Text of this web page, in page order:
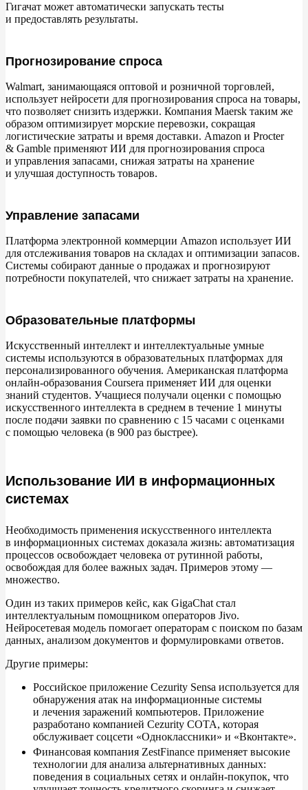
Гигачат может автоматически запускать тесты
и предоставлять результаты.
Прогнозирование спроса
Walmart, занимающаяся оптовой и розничной торговлей,
использует нейросети для прогнозирования спроса на товары,
что позволяет снизить издержки. Компания Maersk таким же
образом оптимизирует морские перевозки, сокращая
логистические затраты и время доставки. Amazon и Procter
& Gamble применяют ИИ для прогнозирования спроса
и управления запасами, снижая затраты на хранение
и улучшая доступность товаров.
Управление запасами
Платформа электронной коммерции Amazon использует ИИ
для отслеживания товаров на складах и оптимизации запасов.
Системы собирают данные о продажах и прогнозируют
потребности покупателей, что снижает затраты на хранение.
Образовательные платформы
Искусственный интеллект и интеллектуальные умные
системы используются в образовательных платформах для
персонализированного обучения. Американская платформа
онлайн-образования Coursera применяет ИИ для оценки
знаний студентов. Учащиеся получали оценки с помощью
искусственного интеллекта в среднем в течение 1 минуты
после подачи заявки по сравнению с 15 часами с оценками
с помощью человека (в 900 раз быстрее).
Использование ИИ в информационных
системах
Необходимость применения искусственного интеллекта
в информационных системах доказала жизнь: автоматизация
процессов освобождает человека от рутинной работы,
освобождая для более важных задач. Примеров этому —
множество.
Один из таких примеров кейс, как GigaChat стал
интеллектуальным помощником операторов Jivo.
Нейросетевая модель помогает операторам с поиском по базам
данных, анализом документов и формулировками ответов.
Другие примеры:
Российское приложение Cezurity Sensa используется для
обнаружения атак на информационные системы
и лечения заражений компьютеров. Приложение
разработано компанией Cezurity COTA, которая
обслуживает соцсети «Одноклассники» и «Вконтакте».
Финансовая компания ZestFinance применяет высокие
технологии для анализа альтернативных данных:
поведения в социальных сетях и онлайн-покупок, что